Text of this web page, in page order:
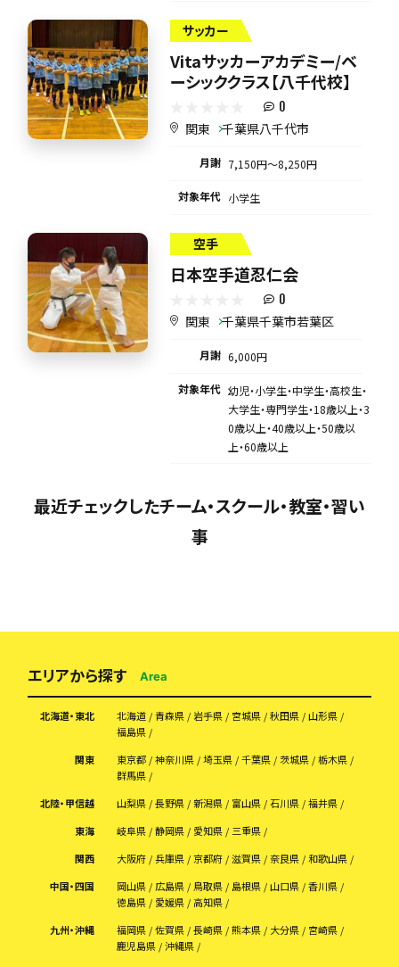
サッカー
Vitaサッカーアカデミー/ベ
ーシッククラス【八千代校】
0
関東 千葉県八千代市
月謝 7,150円〜8,250円
対象年代 小学生
空手
日本空手道忍仁会
0
関東 千葉県千葉市若葉区
月謝 6,000円
対象年代 幼児・小学生・中学生・高校生・
大学生・専門学生・18歳以上・3
0歳以上・40歳以上・50歳以
上・60歳以上
最近チェックしたチーム・スクール・教室・習い
事
エリアから探す Area
北海道・東北 北海道 青森県 岩手県 宮城県 秋田県
山形県
福島県
関東
東京都 神奈川県 埼玉県 千葉県 茨城県
栃木県
群馬県
北陸・甲信越
山梨県 長野県 新潟県 富山県 石川県
福井県
東海
岐阜県 静岡県 愛知県
三重県
関西
大阪府 兵庫県 京都府 滋賀県 奈良県
和歌山県
中国・四国
岡山県 広島県 鳥取県 島根県 山口県
香川県
徳島県
愛媛県
高知県
九州・沖縄
福岡県 佐賀県 長崎県 熊本県 大分県
宮崎県
鹿児島県
沖縄県